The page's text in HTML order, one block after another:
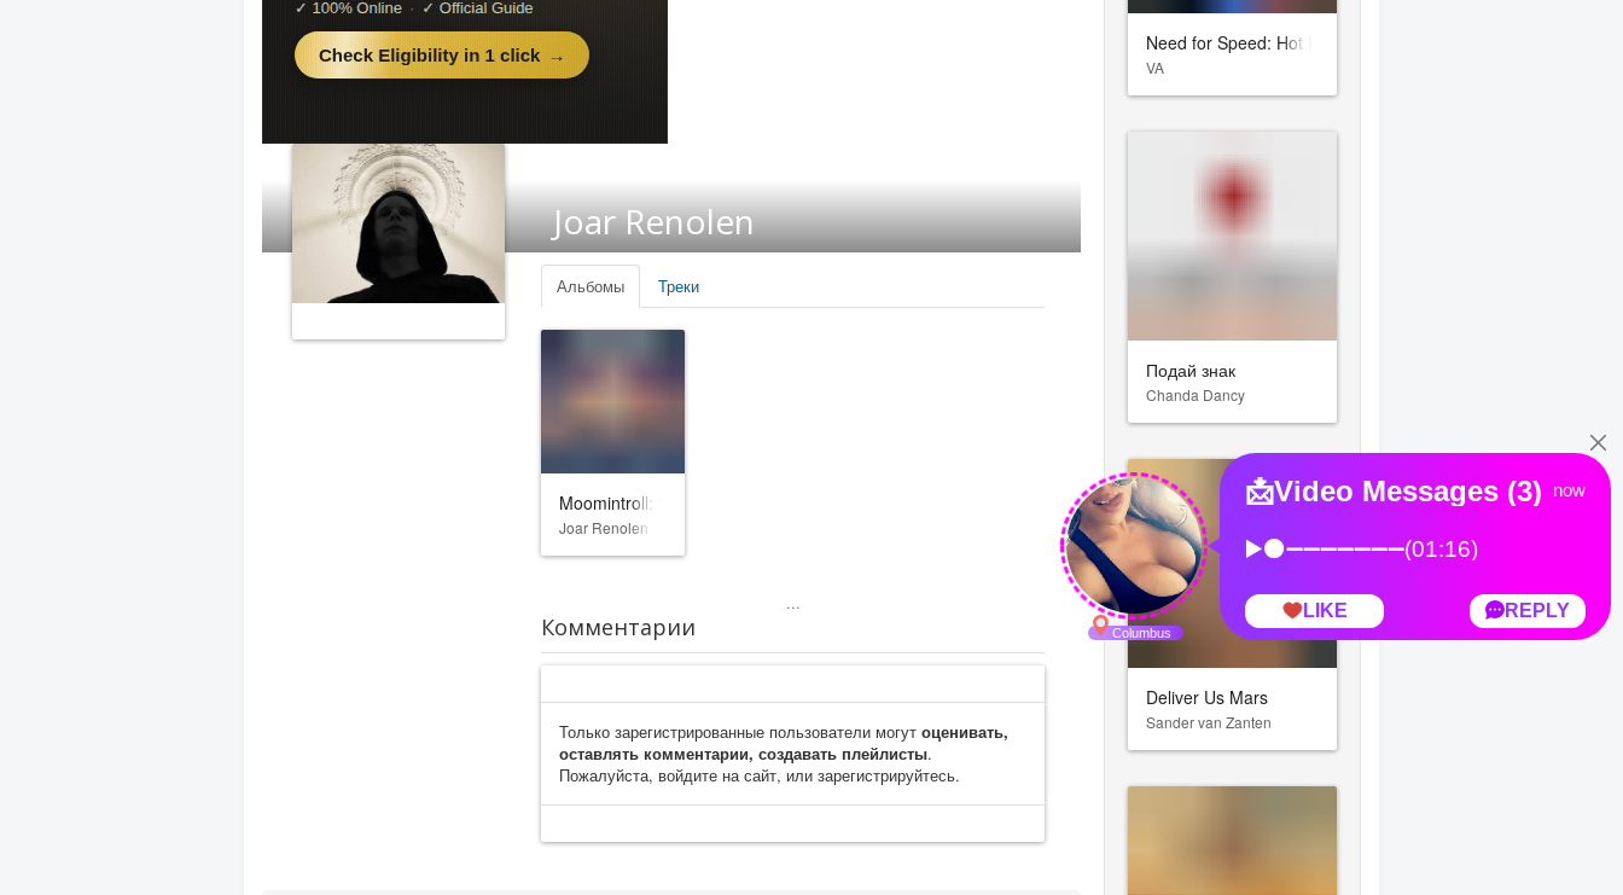
Joar Renolen
Альбомы Треки
Moomintroll: Winter's Warmth
Joar Renolen
...
Комментарии
Только зарегистрированные пользователи могутоценивать,
оставлять комментарии, создавать плейлисты.
Пожалуйста, войдите на сайт, или зарегистрируйтесь.
Need for Speed: Hot Pursuit
VA
Подай знак
Chanda Dancy
Deliver Us Mars
Sander van Zanten